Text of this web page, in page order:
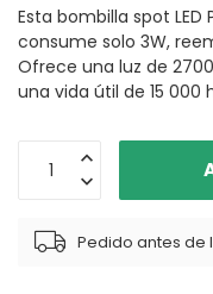
Esta bombilla spot LED
consume solo 3W,
Ofrece una luz de
una vida útil de 15 000
Pedido antes de